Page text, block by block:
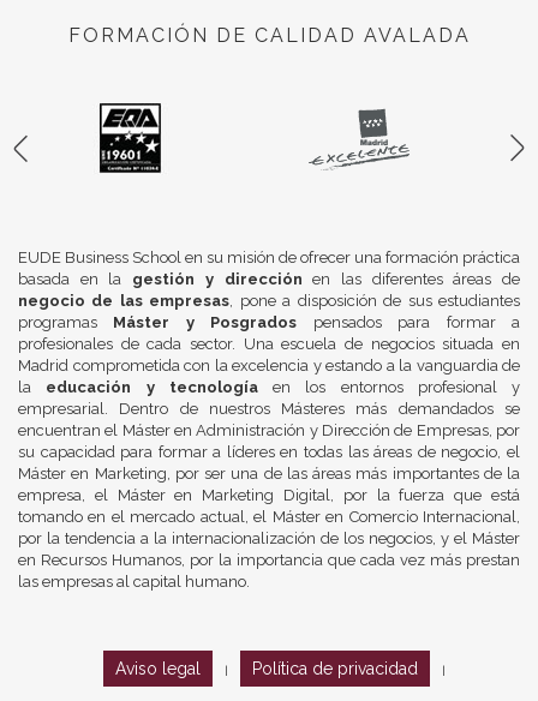
FORMACIÓN DE CALIDAD AVALADA
EUDE Business School en su misión de ofrecer una formación práctica
basada en la gestión y dirección en las diferentes áreas de
negocio de las empresas, pone a disposición de sus estudiantes
programas Máster y Posgrados pensados para formar a
profesionales de cada sector. Una escuela de negocios situada en
Madrid comprometida con la excelencia y estando a la vanguardia de
la educación y tecnologíaen los entornos profesional y
empresarial. Dentro de nuestros Másteres más demandados se
encuentran el Máster en Administración y Dirección de Empresas, por
su capacidad para formar a líderes en todas las áreas de negocio, el
Máster en Marketing, por ser una de las áreas más importantes de la
empresa, el Máster en Marketing Digital, por la fuerza que está
tomando en el mercado actual, el Máster en Comercio Internacional,
por la tendencia a la internacionalización de los negocios, y el Máster
en Recursos Humanos, por la importancia que cada vez más prestan
las empresas al capital humano.
Aviso legal Política de privacidad